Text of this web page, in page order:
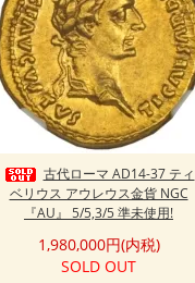
古代ローマ AD14-37 ティ
ベリウス アウレウス金貨 NGC
『AU』 5/5,3/5 準未使用!
1,980,000円(内税)
SOLD OUT